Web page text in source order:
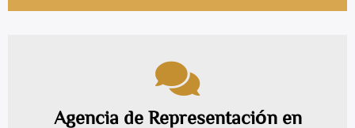
Agencia de Representación en